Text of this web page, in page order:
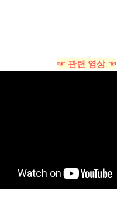
☞ 관련 영상 ☜